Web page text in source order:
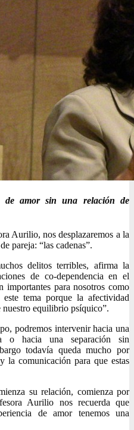
de amor sin una relación de
Aurilio, nos desplazaremos a la
pareja: “las cadenas”.
delitos terribles, afirma la
de co-dependencia en el
importantes para nosotros como
tema porque la afectividad
equilibrio psíquico”.
podremos intervenir hacia una
o hacia una separación sin
todavía queda mucho por
la comunicación para que estas
su relación, comienza por
Aurilio nos recuerda que
de amor tenemos una